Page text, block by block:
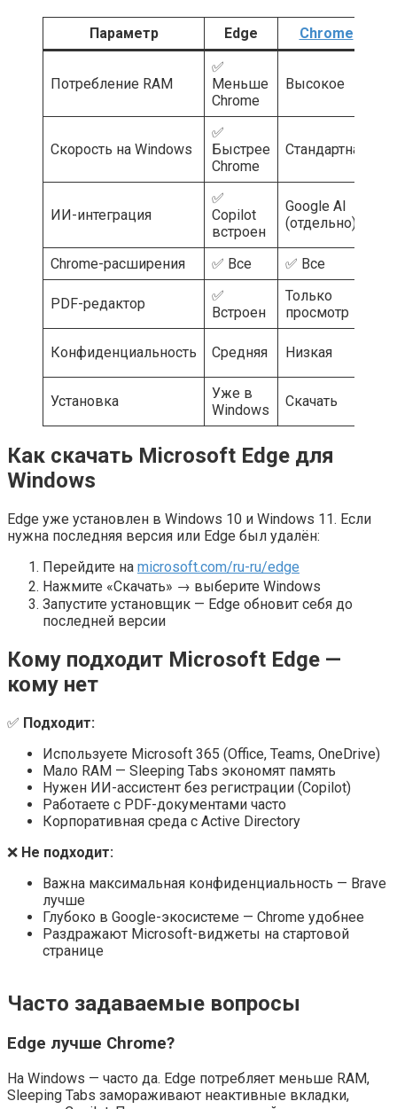
Параметр Edge Chrome
Потребление RAM
✅
Меньше
Chrome
Высокое
Скорость на Windows
✅
Быстрее
Chrome
Стандартная
ИИ-интеграция
✅
Copilot
встроен
Google AI
(отдельно)
Chrome-расширения ✅ Все ✅ Все
PDF-редактор
✅
Встроен
Только
просмотр
Конфиденциальность Средняя Низкая
Установка
Уже в
Windows
Скачать
Как скачать Microsoft Edge для
Windows
Edge уже установлен в Windows 10 и Windows 11. Если
нужна последняя версия или Edge был удалён:
Перейдите на microsoft.com/ru-ru/edge
Нажмите «Скачать» → выберите Windows
Запустите установщик — Edge обновит себя до
последней версии
Кому подходит Microsoft Edge —
кому нет
✅ Подходит:
Используете Microsoft 365 (Office, Teams, OneDrive)
Мало RAM — Sleeping Tabs экономят память
Нужен ИИ-ассистент без регистрации (Copilot)
Работаете с PDF-документами часто
Корпоративная среда с Active Directory
❌ Не подходит:
Важна максимальная конфиденциальность — Brave
лучше
Глубоко в Google-экосистеме — Chrome удобнее
Раздражают Microsoft-виджеты на стартовой
странице
Часто задаваемые вопросы
Edge лучше Chrome?
На Windows — часто да. Edge потребляет меньше RAM,
Sleeping Tabs замораживают неактивные вкладки,